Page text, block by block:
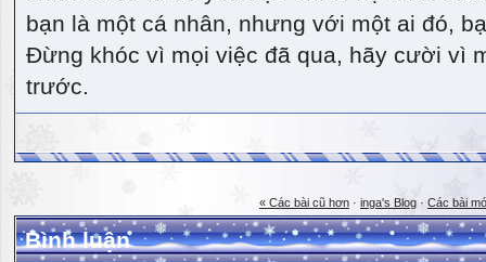
bạn là một cá nhân, nhưng với một ai đó,
Đừng khóc vì mọi việc đã qua, hãy cười vì
trước.
« Các bài cũ hơn · inga's Blog · Các bài
Bình luận